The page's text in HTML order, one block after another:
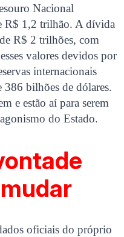
Nacional
R$ 1,2 trilhão. A dívida
R$ 2 trilhões, com
valores devidos por
internacionais
386 bilhões de dólares.
e estão aí para serem
do Estado.
oficiais do próprio